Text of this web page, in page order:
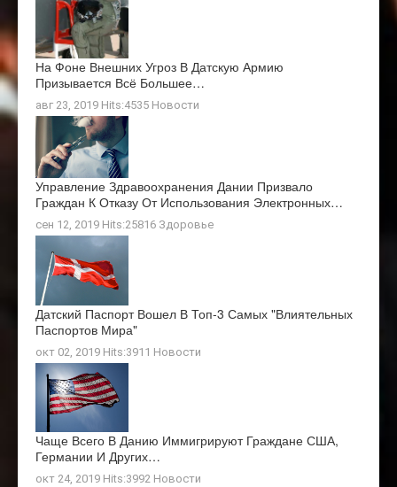
На Фоне Внешних Угроз В Датскую Армию
Призывается Всё Большее…
авг 23, 2019 Hits:4535 Новости
Управление Здравоохранения Дании Призвало
Граждан К Отказу От Использования Электронных…
сен 12, 2019 Hits:25816 Здоровье
Датский Паспорт Вошел В Топ-3 Самых "влиятельных
Паспортов Мира"
окт 02, 2019 Hits:3911 Новости
Чаще Всего В Данию Иммигрируют Граждане США,
Германии И Других…
окт 24, 2019 Hits:3992 Новости